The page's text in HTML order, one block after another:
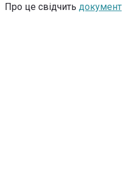
Про це свідчить документ